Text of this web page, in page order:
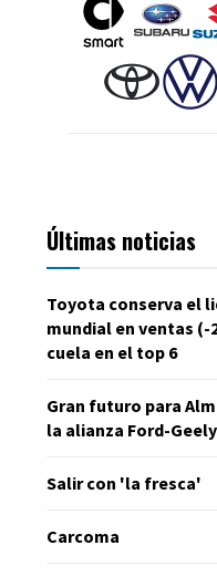
Últimas noticias
Toyota conserva el
mundial en ventas (-
cuela en el top 6
Gran futuro para
la alianza Ford-Geely
Salir con 'la fresca'
Carcoma